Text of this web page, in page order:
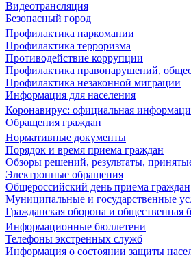
Видеотрансляция
Безопасный город
Профилактика наркомании
Профилактика терроризма
Противодействие коррупции
Профилактика правонарушений,
Профилактика незаконной миграции
Информация для населения
Коронавирус: официальная
Обращения граждан
Нормативные документы
Порядок и время приема граждан
Обзоры решений, результаты,
Электронные обращения
Общероссийский день приема граждан
Муниципальные и государственные
Гражданская оборона и общественная
Информационные бюллетени
Телефоны экстренных служб
Информация о состоянии защиты